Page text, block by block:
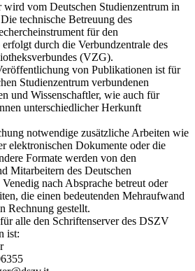
wird vom Deutschen Studienzentrum in
technische Betreuung des
für den
durch die Verbundzentrale des
(VZG).
von Publikationen ist für
Studienzentrum verbundenen
und Wissenschaftler, wie auch für
unterschiedlicher Herkunft
notwendige zusätzliche Arbeiten wie
elektronischen Dokumente oder die
Formate werden von den
Mitarbeitern des Deutschen
nach Absprache betreut oder
die einen bedeutenden Mehraufwand
Rechnung gestellt.
alle den Schriftenserver des DSZV
ist: